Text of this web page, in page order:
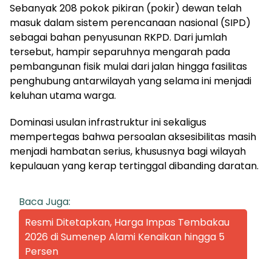
Sebanyak 208 pokok pikiran (pokir) dewan telah
masuk dalam sistem perencanaan nasional (SIPD)
sebagai bahan penyusunan RKPD. Dari jumlah
tersebut, hampir separuhnya mengarah pada
pembangunan fisik mulai dari jalan hingga fasilitas
penghubung antarwilayah yang selama ini menjadi
keluhan utama warga.
Dominasi usulan infrastruktur ini sekaligus
mempertegas bahwa persoalan aksesibilitas masih
menjadi hambatan serius, khususnya bagi wilayah
kepulauan yang kerap tertinggal dibanding daratan.
Baca Juga:
Resmi Ditetapkan, Harga Impas Tembakau
2026 di Sumenep Alami Kenaikan hingga 5
Persen